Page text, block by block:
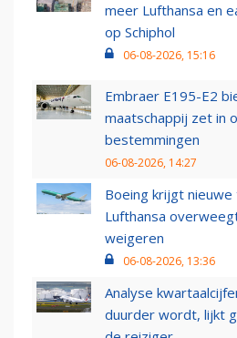
meer Lufthansa en
op Schiphol
06-08-2026, 15:16
Embraer E195-E2
maatschappij zet in
bestemmingen
06-08-2026, 14:27
Boeing krijgt nieuwe
Lufthansa
weigeren
06-08-2026, 13:36
Analyse
duurder wordt, lijkt